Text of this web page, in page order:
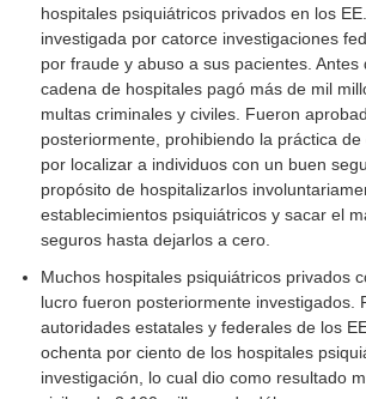
hospitales psiquiátricos privados en los
investigada por catorce investigaciones
por fraude y abuso a sus pacientes. Antes
cadena de hospitales pagó más de mil
multas criminales y civiles. Fueron
posteriormente, prohibiendo la práctica de
por localizar a individuos con un buen
propósito de hospitalizarlos
establecimientos psiquiátricos y sacar el
seguros hasta dejarlos a cero.
Muchos hospitales psiquiátricos privados
lucro fueron posteriormente investigados.
autoridades estatales y federales de los
ochenta por ciento de los hospitales
investigación, lo cual dio como resultado